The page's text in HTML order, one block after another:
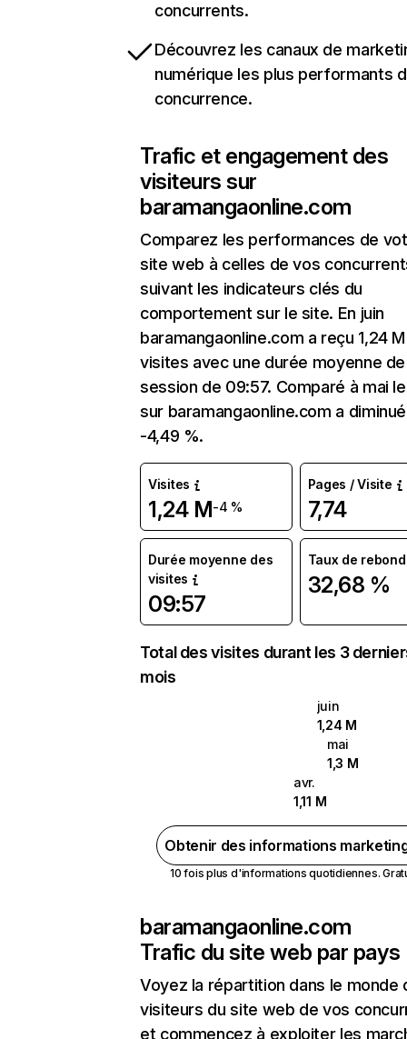
concurrents.
Découvrez les canaux de
numérique les plus performants
concurrence.
Trafic et engagement des
visiteurs sur
baramangaonline.com
Comparez les performances de
site web à celles de vos
suivant les indicateurs clés du
comportement sur le site. En juin
baramangaonline.com a reçu 1,24 M
visites avec une durée moyenne
session de 09:57. Comparé à mai
sur baramangaonline.com a
-4,49 %.
Visites
1,24 M-4 %
Pages / Visite
7,74
Durée moyenne des
visites
09:57
Taux de rebond
32,68 %
Total des visites durant les 3
mois
juin
1,24 M
mai
1,3 M
avr.
1,11 M
Obtenir des informations
10 fois plus d'informations quotidiennes.
baramangaonline.com
Trafic du site web par pays
Voyez la répartition dans le monde
visiteurs du site web de vos
et commencez à exploiter les